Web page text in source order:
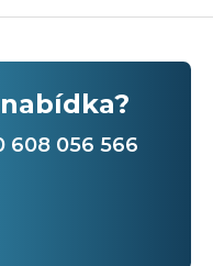
608 056 566